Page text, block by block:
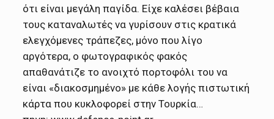
ότι είναι μεγάλη παγίδα. Είχε καλέσει βέβαια
τους καταναλωτές να γυρίσουν στις κρατικά
ελεγχόμενες τράπεζες, μόνο που λίγο
αργότερα, ο φωτογραφικός φακός
απαθανάτιζε το ανοιχτό πορτοφόλι του να
είναι «διακοσμημένο» με κάθε λογής πιστωτική
κάρτα που κυκλοφορεί στην Τουρκία…